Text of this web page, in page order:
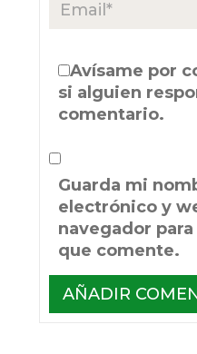
Avísame por
si alguien
comentario.
Guarda mi
electrónico y
navegador
que comente.